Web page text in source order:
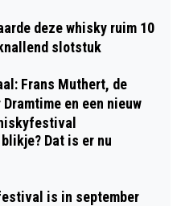
deze whisky ruim 10
slotstuk
Frans Muthert, de
en een nieuw
Dat is er nu
is in september